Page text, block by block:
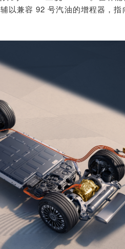
以兼容 92 号汽油的增程器，指